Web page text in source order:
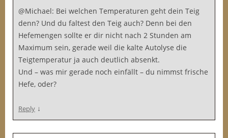
@Michael: Bei welchen Temperaturen geht dein Teig
denn? Und du faltest den Teig auch? Denn bei den
Hefemengen sollte er dir nicht nach 2 Stunden am
Maximum sein, gerade weil die kalte Autolyse die
Teigtemperatur ja auch deutlich absenkt.
Und – was mir gerade noch einfällt – du nimmst frische
Hefe, oder?
Reply ↓